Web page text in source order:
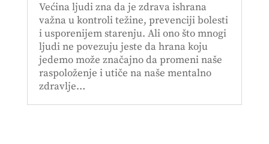
Većina ljudi zna da je zdrava ishrana
važna u kontroli težine, prevenciji bolesti
i usporenijem starenju. Ali ono što mnogi
ljudi ne povezuju jeste da hrana koju
jedemo može značajno da promeni naše
raspoloženje i utiče na naše mentalno
zdravlje…